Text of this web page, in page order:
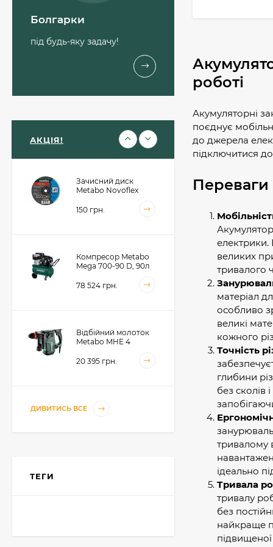
роботі
Акумуляторні
поєднує
до джерела
підключитися
електрики.
великих
тривалого
матеріал
особливо
великі
кожного
Точність
глибини
без сколів
тривалому
ідеально
Тривала
тривалу
без
найкраще
Болгарки
під будь-яку задачу!
АКЦІЯ!
безмасляний Metabo
Basic 220-24 OF Silent,
24л (601593000)
50л (601594000)
Зачисний диск
Metabo Novoflex
(616468000)
150 грн.
Компресор Metabo
Mega 700-90 D, 90л
78 524 грн.
Відбійний молоток
Metabo MHE 4
20 395 грн.
Акумуляторний
ДИВИТИСЬ ВСЕ
ТЕГИ